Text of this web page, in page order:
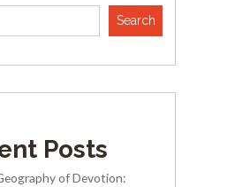
Search
Posts
of Devotion: